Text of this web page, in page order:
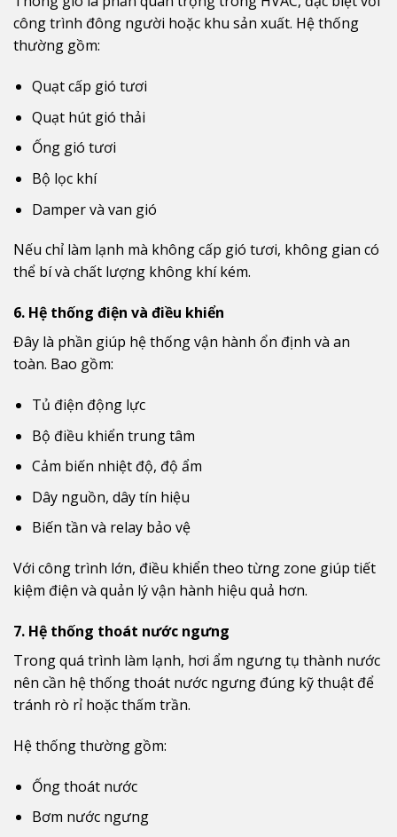
công trình đông người hoặc khu sản xuất. Hệ thống
thường gồm:
Quạt cấp gió tươi
Quạt hút gió thải
Ống gió tươi
Bộ lọc khí
Damper và van gió
Nếu chỉ làm lạnh mà không cấp gió tươi, không gian có
thể bí và chất lượng không khí kém.
6. Hệ thống điện và điều khiển
Đây là phần giúp hệ thống vận hành ổn định và an
toàn. Bao gồm:
Tủ điện động lực
Bộ điều khiển trung tâm
Cảm biến nhiệt độ, độ ẩm
Dây nguồn, dây tín hiệu
Biến tần và relay bảo vệ
Với công trình lớn, điều khiển theo từng zone giúp tiết
kiệm điện và quản lý vận hành hiệu quả hơn.
7. Hệ thống thoát nước ngưng
Trong quá trình làm lạnh, hơi ẩm ngưng tụ thành nước
nên cần hệ thống thoát nước ngưng đúng kỹ thuật để
tránh rò rỉ hoặc thấm trần.
Hệ thống thường gồm:
Ống thoát nước
Bơm nước ngưng